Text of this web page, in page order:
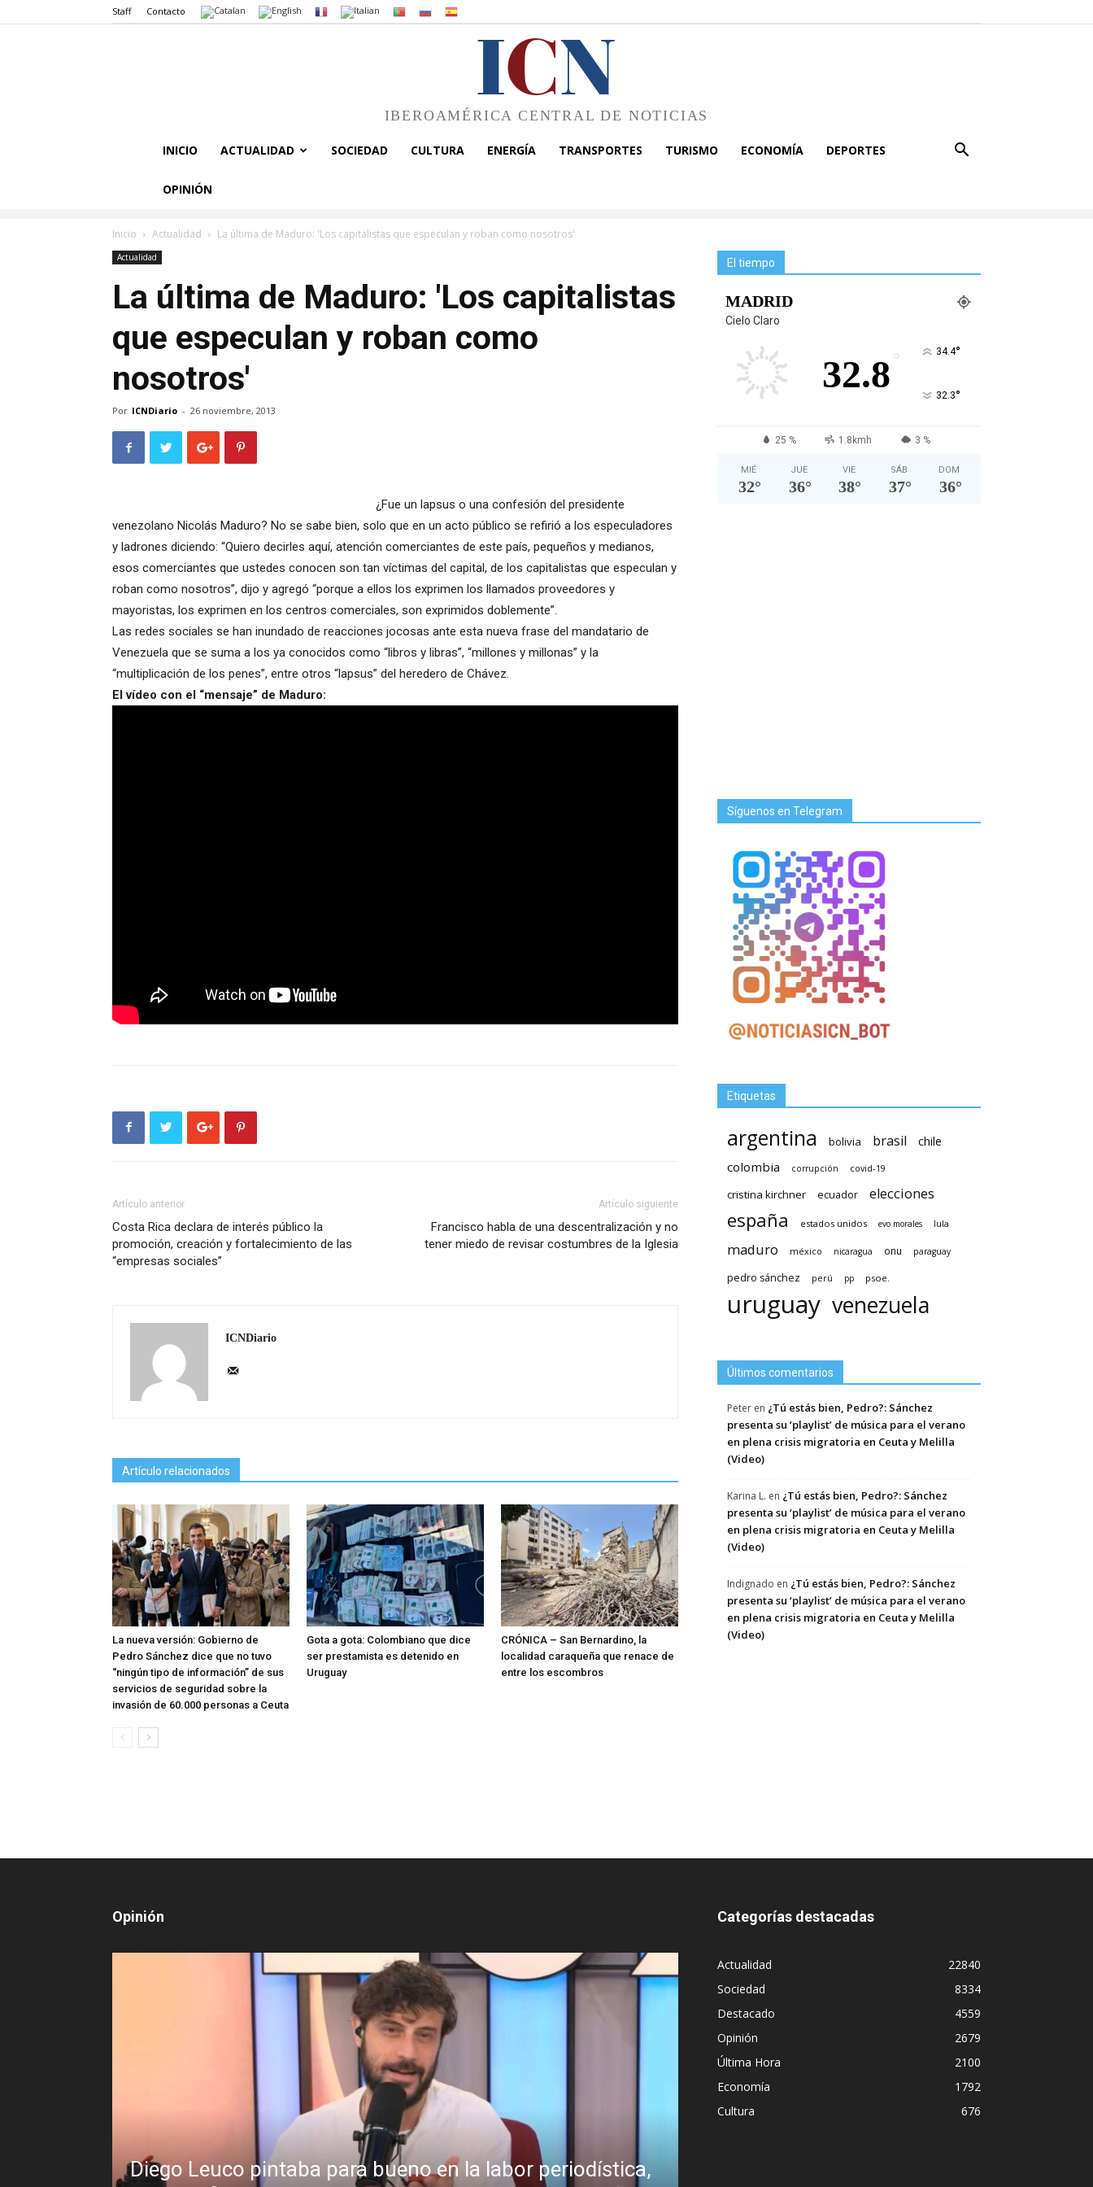
Staff Contacto
ICN
IBEROAMÉRICA CENTRAL DE NOTICIAS
INICIO ACTUALIDAD SOCIEDAD CULTURA ENERGÍA TRANSPORTES TURISMO ECONOMÍA DEPORTES
OPINIÓN
Inicio Actualidad La última de Maduro: 'Los capitalistas que especulan y roban como nosotros'
Actualidad
La última de Maduro: 'Los capitalistas
que especulan y roban como
nosotros'
Por ICNDiario - 26 noviembre, 2013
¿Fue un lapsus o una confesión del presidente
venezolano Nicolás Maduro? No se sabe bien, solo que en un acto público se refirió a los especuladores
y ladrones diciendo: “Quiero decirles aquí, atención comerciantes de este país, pequeños y medianos,
esos comerciantes que ustedes conocen son tan víctimas del capital, de los capitalistas que especulan y
roban como nosotros”, dijo y agregó “porque a ellos los exprimen los llamados proveedores y
mayoristas, los exprimen en los centros comerciales, son exprimidos doblemente”.
Las redes sociales se han inundado de reacciones jocosas ante esta nueva frase del mandatario de
Venezuela que se suma a los ya conocidos como “libros y libras”, “millones y millonas” y la
“multiplicación de los penes”, entre otros “lapsus” del heredero de Chávez.
El vídeo con el “mensaje” de Maduro:
Artículo anterior
Costa Rica declara de interés público la
promoción, creación y fortalecimiento de las
“empresas sociales”
Artículo siguiente
Francisco habla de una descentralización y no
tener miedo de revisar costumbres de la Iglesia
ICNDiario
Artículo relacionados
La nueva versión: Gobierno de
Pedro Sánchez dice que no tuvo
“ningún tipo de información” de sus
servicios de seguridad sobre la
invasión de 60.000 personas a Ceuta
Gota a gota: Colombiano que dice
ser prestamista es detenido en
Uruguay
CRÓNICA – San Bernardino, la
localidad caraqueña que renace de
entre los escombros
El tiempo
MADRID
Cielo Claro
32.8 ° 34.4°
32.3°
25 % 1.8kmh 3 %
MIÉ
32°
JUE
36°
VIE
38°
SÁB
37°
DOM
36°
Síguenos en Telegram
Etiquetas
argentina bolivia brasil
chile
colombia
corrupción covid-19
cristina kirchner ecuador elecciones
españa estados unidos evo morales lula
maduro méxico nicaragua onu paraguay
pedro sánchez perú pp psoe.
uruguay venezuela
Últimos comentarios
Peter en ¿Tú estás bien, Pedro?: Sánchez
presenta su ‘playlist’ de música para el verano
en plena crisis migratoria en Ceuta y Melilla
(Video)
Karina L. en ¿Tú estás bien, Pedro?: Sánchez
presenta su ‘playlist’ de música para el verano
en plena crisis migratoria en Ceuta y Melilla
(Video)
Indignado en ¿Tú estás bien, Pedro?: Sánchez
presenta su ‘playlist’ de música para el verano
en plena crisis migratoria en Ceuta y Melilla
(Video)
Opinión
Leuco pintaba para bueno en la labor periodística,
¿Padece Pedro Sánchez el “Síndrome de Hubris”?
Categorías destacadas
Actualidad
22840
Sociedad
8334
Destacado
4559
Opinión
2679
Última Hora
2100
Economía
1792
Cultura
676